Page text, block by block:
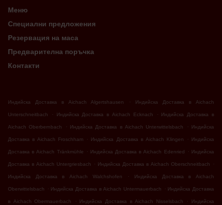
Меню
Специални предложения
Резервация на маса
Предварителна поръчка
Контакти
Индийска Доставка в Aichach Algertshausen . Индийска Доставка в Aichach
Unterschneitbach . Индийска Доставка в Aichach Ecknach . Индийска Доставка в
Aichach Oberbernbach . Индийска Доставка в Aichach Unterwittelsbach . Индийска
Доставка в Aichach Froschham . Индийска Доставка в Aichach Klingen . Индийска
Доставка в Aichach Tränkmühle . Индийска Доставка в Aichach Edenried . Индийска
Доставка в Aichach Untergriesbach . Индийска Доставка в Aichach Oberschneitbach .
Индийска Доставка в Aichach Walchshofen . Индийска Доставка в Aichach
Oberwittelsbach . Индийска Доставка в Aichach Untermauerbach . Индийска Доставка
в Aichach Obermauerbach . Индийска Доставка в Aichach Nisselsbach . Индийска